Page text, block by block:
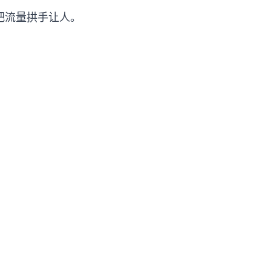
量拱手让人。